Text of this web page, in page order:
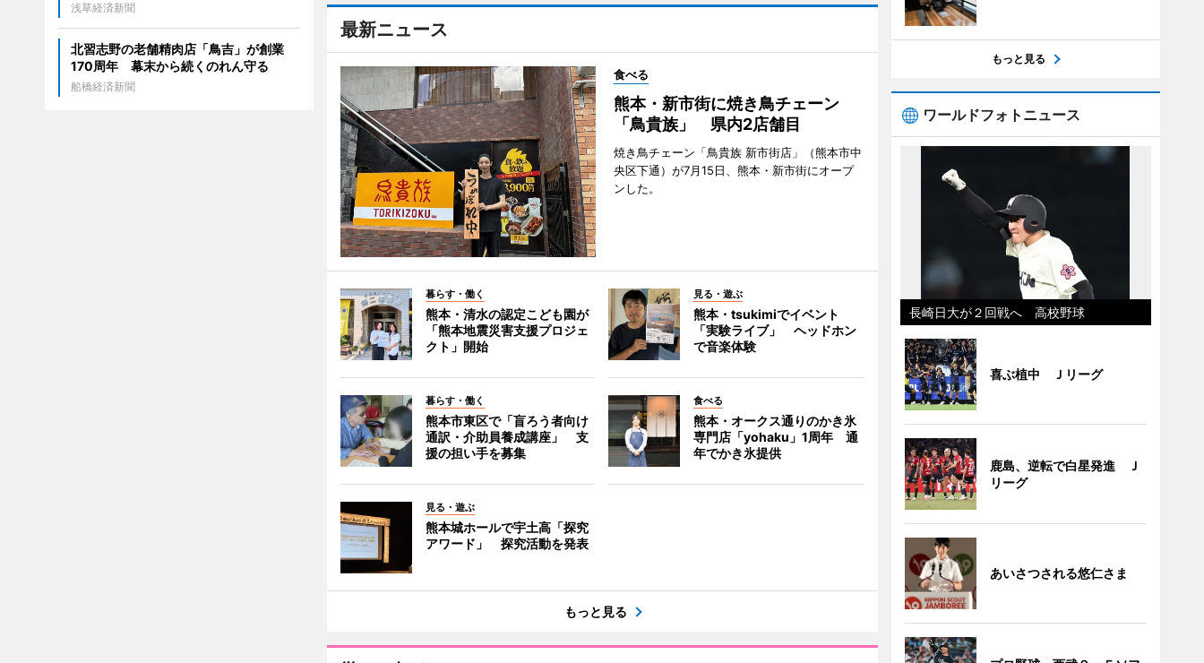
最新ニュース
食べる
熊本・新市街に焼き鳥チェーン
「鳥貴族」 県内2店舗目
焼き鳥チェーン「鳥貴族 新市街店」（熊本市中
央区下通）が7月15日、熊本・新市街にオープ
ンした。
暮らす・働く
熊本・清水の認定こども園が
「熊本地震災害支援プロジェ
クト」開始
見る・遊ぶ
熊本・tsukimiでイベント
「実験ライブ」 ヘッドホン
で音楽体験
暮らす・働く
熊本市東区で「盲ろう者向け
通訳・介助員養成講座」 支
援の担い手を募集
食べる
熊本・オークス通りのかき氷
専門店「yohaku」1周年 通
年でかき氷提供
見る・遊ぶ
熊本城ホールで宇土高「探究
アワード」 探究活動を発表
もっと見る
浅草経済新聞
北習志野の老舗精肉店「鳥吉」が創業
170周年 幕末から続くのれん守る
船橋経済新聞
もっと見る
ワールドフォトニュース
長崎日大が２回戦へ 高校野球
喜ぶ植中 Ｊリーグ
鹿島、逆転で白星発進 Ｊ
リーグ
あいさつされる悠仁さま